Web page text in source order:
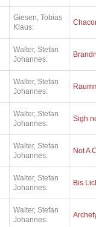
Giesen, Tobias
Klaus:
Walter, Stefan
Johannes:
Walter, Stefan
Johannes:
Walter, Stefan
Johannes:
Sigh
Walter, Stefan
Johannes:
Not A
Walter, Stefan
Johannes:
Bis
Walter, Stefan
Johannes: